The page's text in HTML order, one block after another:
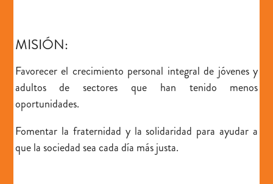
MISIÓN:
Favorecer el crecimiento personal integralde jóvenes y
adultos de sectores que han tenido menos
oportunidades.
Fomentar la fraternidad y la solidaridad para ayudar a
que la sociedad sea cada día más justa.